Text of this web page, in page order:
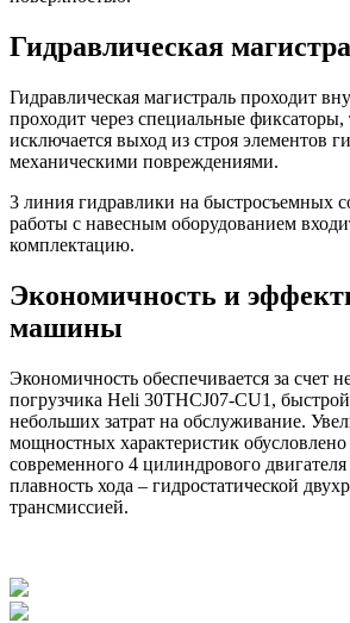
Гидравлическая
Гидравлическая магистраль проходит
проходит через специальные фиксаторы,
исключается выход из строя элементов
механическими повреждениями.
3 линия гидравлики на быстросъемных
работы с навесным оборудованием
комплектацию.
Экономичность и
машины
Экономичность обеспечивается за счет
погрузчика Heli 30THCJ07-CU1,
небольших затрат на обслуживание.
мощностных характеристик обусловлено
современного 4 цилиндрового
плавность хода – гидростатической
трансмиссией.